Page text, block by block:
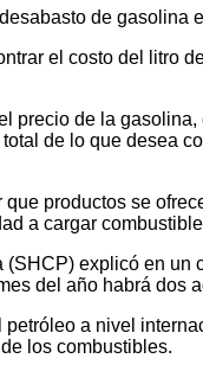
de gasolina
el costo del litro
precio de la
de lo que desea
que productos se
a cargar
(SHCP) explicó en un
del año habrá dos
petróleo a nivel
los combustibles.